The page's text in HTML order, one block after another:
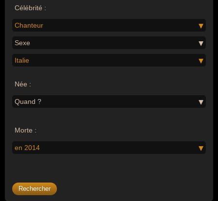
Célébrité :
Chanteur
Sexe
Italie
Née :
Quand ?
Morte :
en 2014